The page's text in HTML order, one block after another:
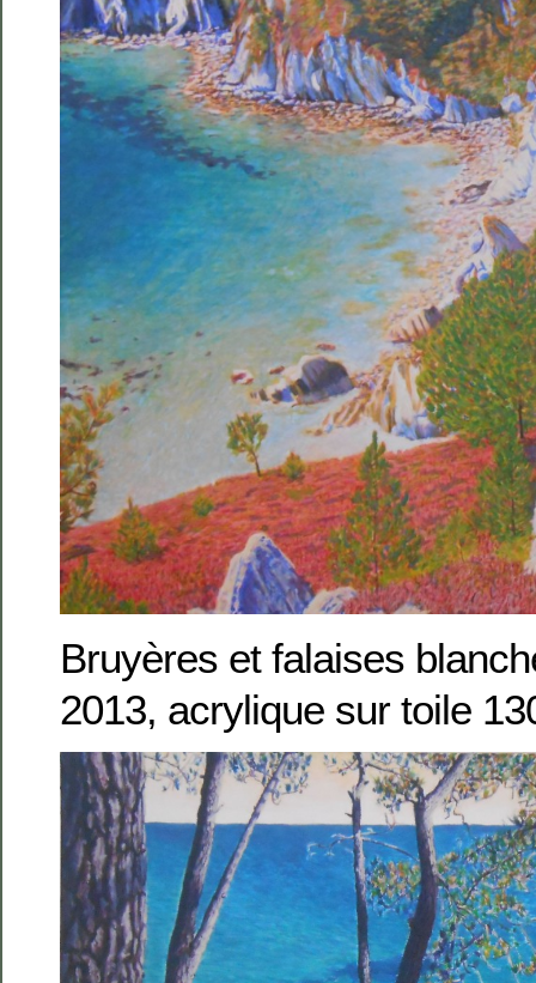
Bruyères et falaises
2013, acrylique sur toile